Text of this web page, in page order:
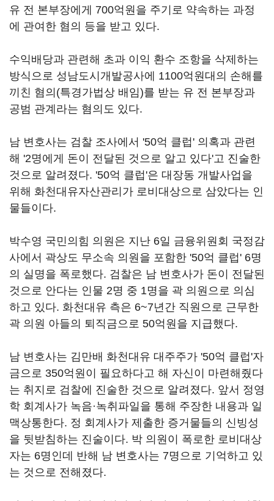
유 전 본부장에게 700억원을 주기로 약속하는 과정
에 관여한 혐의 등을 받고 있다.
수익배당과 관련해 초과 이익 환수 조항을 삭제하는
방식으로 성남도시개발공사에 1100억원대의 손해를
끼친 혐의(특경가법상 배임)를 받는 유 전 본부장과
공범 관계라는 혐의도 있다.
남 변호사는 검찰 조사에서 '50억 클럽' 의혹과 관련
해 '2명에게 돈이 전달된 것으로 알고 있다'고 진술한
것으로 알려졌다. '50억 클럽'은 대장동 개발사업을
위해 화천대유자산관리가 로비대상으로 삼았다는 인
물들이다.
박수영 국민의힘 의원은 지난 6일 금융위원회 국정감
사에서 곽상도 무소속 의원을 포함한 '50억 클럽' 6명
의 실명을 폭로했다. 검찰은 남 변호사가 돈이 전달된
것으로 안다는 인물 2명 중 1명을 곽 의원으로 의심
하고 있다. 화천대유 측은 6~7년간 직원으로 근무한
곽 의원 아들의 퇴직금으로 50억원을 지급했다.
남 변호사는 김만배 화천대유 대주주가 '50억 클럽'자
금으로 350억원이 필요하다고 해 자신이 마련해줬다
는 취지로 검찰에 진술한 것으로 알려졌다. 앞서 정영
학 회계사가 녹음·녹취파일을 통해 주장한 내용과 일
맥상통한다. 정 회계사가 제출한 증거물들의 신빙성
을 뒷받침하는 진술이다. 박 의원이 폭로한 로비대상
자는 6명인데 반해 남 변호사는 7명으로 기억하고 있
는 것으로 전해졌다.